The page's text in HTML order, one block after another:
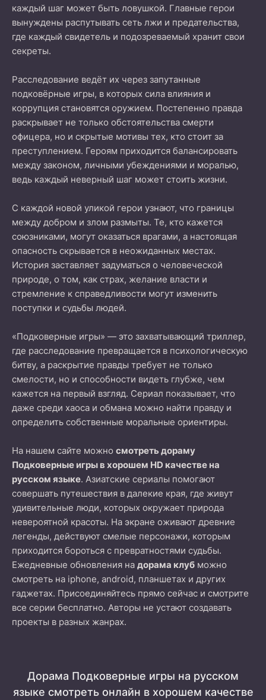
каждый шаг может быть ловушкой. Главные герои
вынуждены распутывать сеть лжи и предательства,
где каждый свидетель и подозреваемый хранит свои
секреты.
Расследование ведёт их через запутанные
подковёрные игры, в которых сила влияния и
коррупция становятся оружием. Постепенно правда
раскрывает не только обстоятельства смерти
офицера, но и скрытые мотивы тех, кто стоит за
преступлением. Героям приходится балансировать
между законом, личными убеждениями и моралью,
ведь каждый неверный шаг может стоить жизни.
С каждой новой уликой герои узнают, что границы
между добром и злом размыты. Те, кто кажется
союзниками, могут оказаться врагами, а настоящая
опасность скрывается в неожиданных местах.
История заставляет задуматься о человеческой
природе, о том, как страх, желание власти и
стремление к справедливости могут изменить
поступки и судьбы людей.
«Подковерные игры» — это захватывающий триллер,
где расследование превращается в психологическую
битву, а раскрытие правды требует не только
смелости, но и способности видеть глубже, чем
кажется на первый взгляд. Сериал показывает, что
даже среди хаоса и обмана можно найти правду и
определить собственные моральные ориентиры.
На нашем сайте можно смотреть дораму
Подковерные игры в хорошем HD качестве на
русском языке. Азиатские сериалы помогают
совершать путешествия в далекие края, где живут
удивительные люди, которых окружает природа
невероятной красоты. На экране оживают древние
легенды, действуют смелые персонажи, которым
приходится бороться с превратностями судьбы.
Ежедневные обновления на дорама клуб можно
смотреть на iphone, android, планшетах и других
гаджетах. Присоединяйтесь прямо сейчас и смотрите
все серии бесплатно. Авторы не устают создавать
проекты в разных жанрах.
Дорама Подковерные игры на русском
языке смотреть онлайн в хорошем качестве